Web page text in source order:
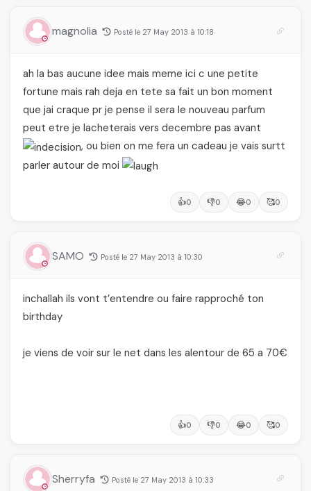
temps
magnolia Posté le 27 May 2013 à 10:18
ah la bas aucune idee mais meme ici c une petite
fortune mais rah deja en tete sa fait un bon moment
que jai craque pr je pense il sera le nouveau parfum
peut etre je lacheterais vers decembre pas avant
, ou bien on me fera un cadeau je vais surtt
parler autour de moi
👍0 👎0 😂0 🥰0
SAMO Posté le 27 May 2013 à 10:30
inchallah ils vont t’entendre ou faire rapproché ton
birthday
je viens de voir sur le net dans les alentour de 65 a 70€
👍0 👎0 😂0 🥰0
Sherryfa Posté le 27 May 2013 à 10:33